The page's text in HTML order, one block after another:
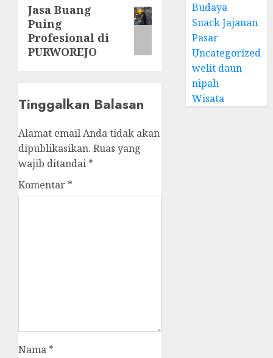
Next
post:
Jasa Buang
Puing
Profesional di
PURWOREJO
Tinggalkan Balasan
Alamat email Anda tidak akan
dipublikasikan. Ruas yang
wajib ditandai *
Komentar *
Nama *
Budaya
Snack Jajanan
Pasar
Uncategorized
welit daun
nipah
Wisata